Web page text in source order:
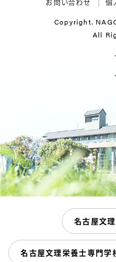
個
お問い合わせ
Copyright.
All
名古屋文
名古屋文理栄養士専門学